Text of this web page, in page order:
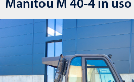
Manitou M 40-4 in uso